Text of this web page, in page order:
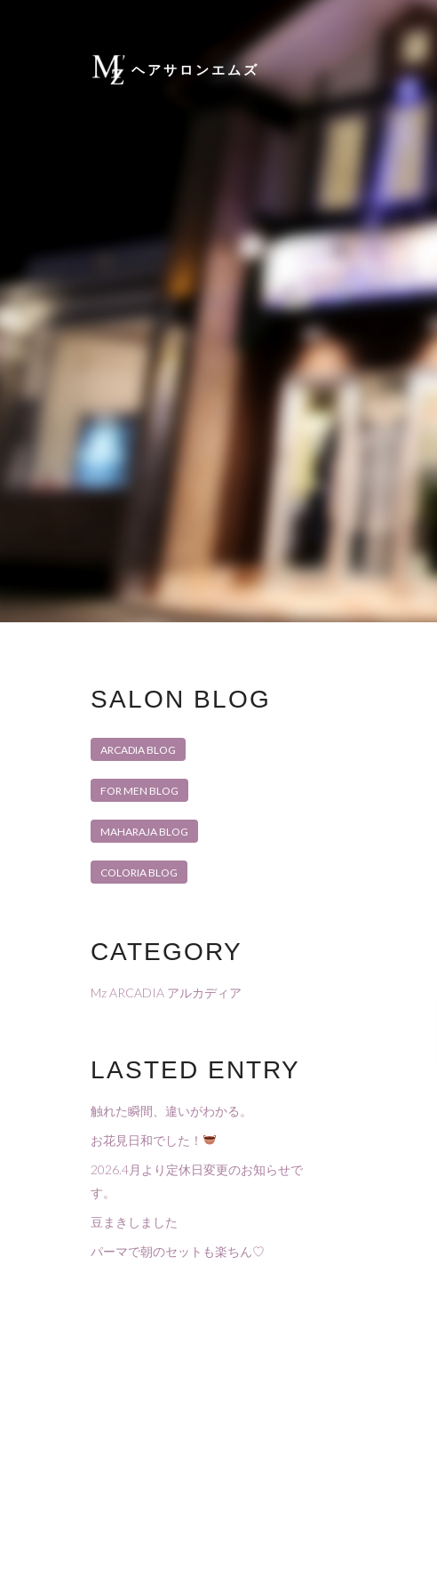
ヘアサロンエムズ
SALON BLOG
ARCADIA BLOG
FOR MEN BLOG
MAHARAJA BLOG
COLORIA BLOG
CATEGORY
Mz ARCADIA アルカディア
LASTED ENTRY
触れた瞬間、違いがわかる。
お花見日和でした！
2026.4月より定休日変更のお知らせで
す。
豆まきしました
パーマで朝のセットも楽ちん♡